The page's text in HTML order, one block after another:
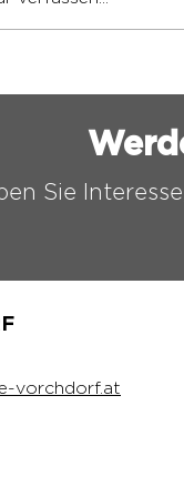
CAMP 2026
Sie
vorchdorf.at